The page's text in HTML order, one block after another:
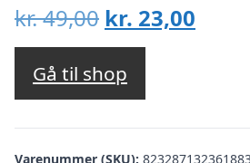
kr.49,00 Den
oprindelige
pris
var:
kr. 49,00.
kr. 23,00
kr.
Gå til shop
Varenummer (SKU):